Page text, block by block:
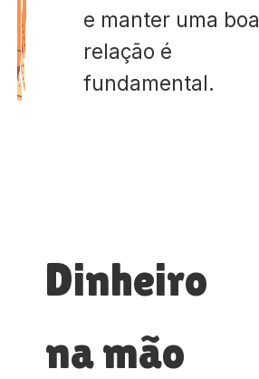
e manter uma boa
relação é
fundamental.
Dinheiro
na mão